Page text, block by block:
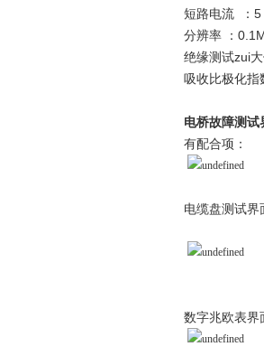
短路电流 ：5
分辨率 ：
绝缘测试zui
吸收比极化指
电桥故障测试
有配合项：
电缆盘测试界
数字兆欧表界